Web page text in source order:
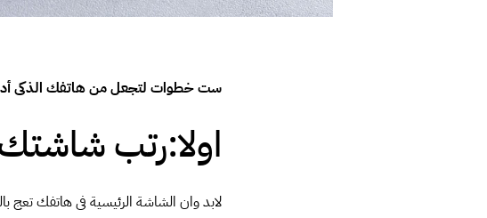
ست خطوات لتجعل من هاتفك الذكى
اولا:رتب
لابد وان الشاشة الرئيسية فى هاتفك تعج